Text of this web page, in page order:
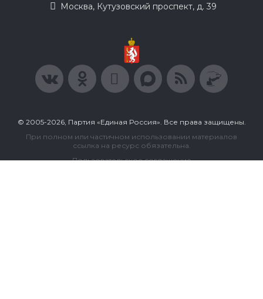
Москва, Кутузовский проспект, д. 39
© 2005-2026, Партия «Единая Россия». Все права защищены.
При полном или частичном использовании материалов
ссылка на ресурс обязательна.
Пользовательское соглашение